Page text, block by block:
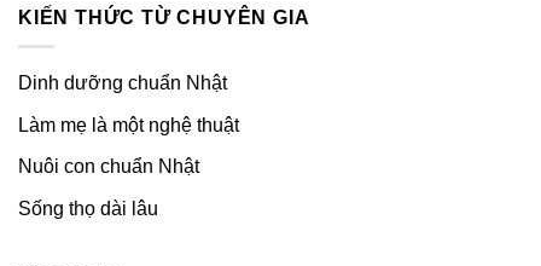
KIẾN THỨC TỪ CHUYÊN GIA
Dinh dưỡng chuẩn Nhật
Làm mẹ là một nghệ thuật
Nuôi con chuẩn Nhật
Sống thọ dài lâu